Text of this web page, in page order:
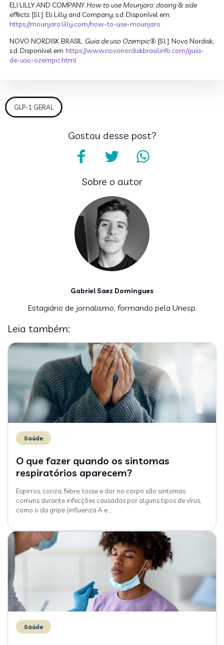
ELI LILLY AND COMPANY.How to use Mounjaro: dosing & side
effects. [S.l.]: Eli Lilly and Company, s.d. Disponível em:
https://mounjaro.lilly.com/how-to-use-mounjaro
NOVO NORDISK BRASIL. Guia de uso Ozempic®. [S.l.]: Novo Nordisk,
s.d. Disponível em:https://www.novonordiskbrasilinfo.com/guia-
de-uso-ozempic.html
GLP-1 GERAL
Gostou desse post?
Sobre o autor
Gabriel Saez Domingues
Estagiário de jornalismo, formando pela Unesp.
Leia também:
Saúde
O que fazer quando os sintomas
respiratórios aparecem?
Espirros, coriza, febre, tosse e dor no corpo são sintomas
comuns durante infecções causadas por alguns tipos de vírus,
como o da gripe (influenza A e…
Saúde